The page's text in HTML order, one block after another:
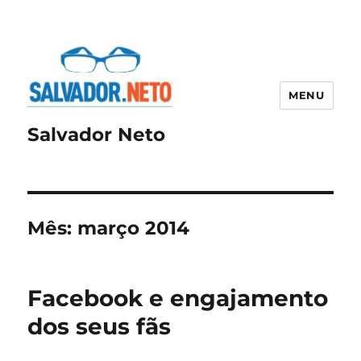
Salvador Neto
MENU
Mês: março 2014
Facebook e engajamento
dos seus fãs